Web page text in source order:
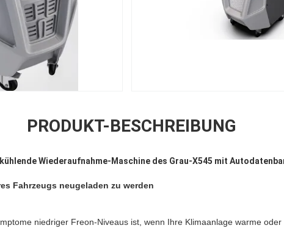
PRODUKT-BESCHREIBUNG
Wiederaufnahme-Maschine des Grau-X545 mit
Fahrzeugs neugeladen zu werden
niedriger Freon-Niveaus ist, wenn Ihre Klimaanlage warme